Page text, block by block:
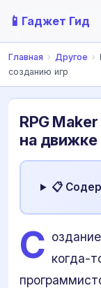
📱 Гаджет Гид
Главная › Другое ›
созданию игр
RPG
на движке
📋
С когда-